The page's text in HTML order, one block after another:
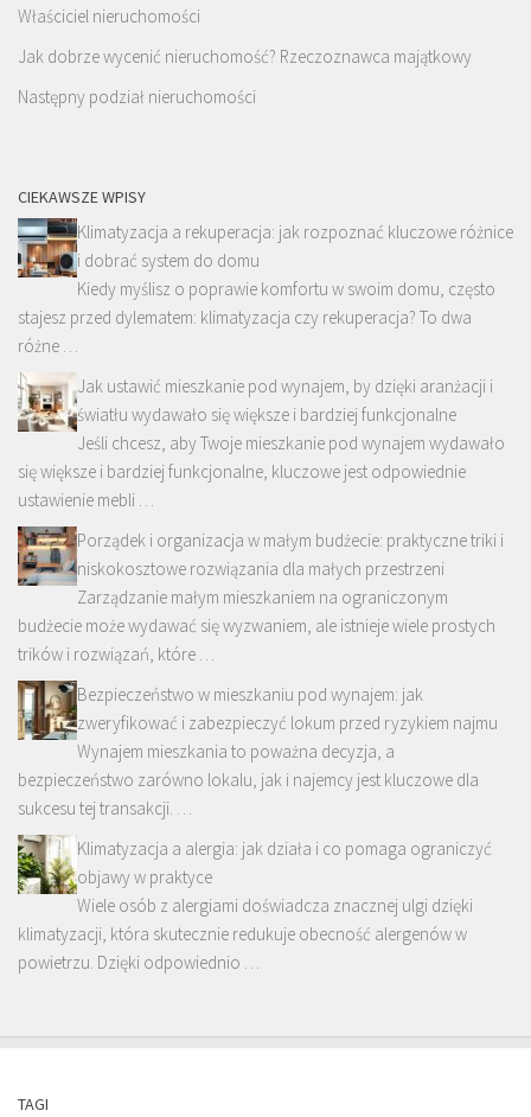
Właściciel nieruchomości
Jak dobrze wycenić nieruchomość? Rzeczoznawca majątkowy
Następny podział nieruchomości
CIEKAWSZE WPISY
Klimatyzacja a rekuperacja: jak rozpoznać kluczowe różnice
i dobrać system do domu
Kiedy myślisz o poprawie komfortu w swoim domu, często
stajesz przed dylematem: klimatyzacja czy rekuperacja? To dwa
różne …
Jak ustawić mieszkanie pod wynajem, by dzięki aranżacji i
światłu wydawało się większe i bardziej funkcjonalne
Jeśli chcesz, aby Twoje mieszkanie pod wynajem wydawało
się większe i bardziej funkcjonalne, kluczowe jest odpowiednie
ustawienie mebli …
Porządek i organizacja w małym budżecie: praktyczne triki i
niskokosztowe rozwiązania dla małych przestrzeni
Zarządzanie małym mieszkaniem na ograniczonym
budżecie może wydawać się wyzwaniem, ale istnieje wiele prostych
trików i rozwiązań, które …
Bezpieczeństwo w mieszkaniu pod wynajem: jak
zweryfikować i zabezpieczyć lokum przed ryzykiem najmu
Wynajem mieszkania to poważna decyzja, a
bezpieczeństwo zarówno lokalu, jak i najemcy jest kluczowe dla
sukcesu tej transakcji. …
Klimatyzacja a alergia: jak działa i co pomaga ograniczyć
objawy w praktyce
Wiele osób z alergiami doświadcza znacznej ulgi dzięki
klimatyzacji, która skutecznie redukuje obecność alergenów w
powietrzu. Dzięki odpowiednio …
TAGI